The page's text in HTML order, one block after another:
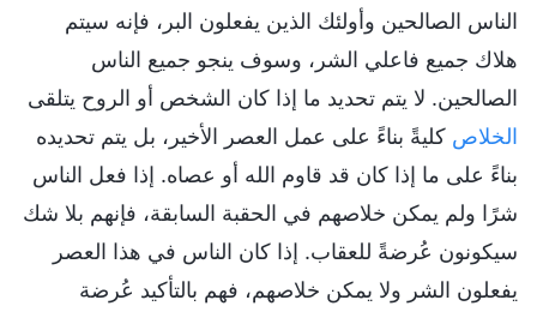
الناس الصالحين وأولئك الذين يفعلون البر، فإنه سيتم
هلاك جميع فاعلي الشر، وسوف ينجو جميع الناس
الصالحين. لا يتم تحديد ما إذا كان الشخص أو الروح يتلقى
الخلاص كليةً بناءً على عمل العصر الأخير، بل يتم تحديده
بناءً على ما إذا كان قد قاوم الله أو عصاه. إذا فعل الناس
شرًا ولم يمكن خلاصهم في الحقبة السابقة، فإنهم بلا شك
سيكونون عُرضةً للعقاب. إذا كان الناس في هذا العصر
يفعلون الشر ولا يمكن خلاصهم، فهم بالتأكيد عُرضة